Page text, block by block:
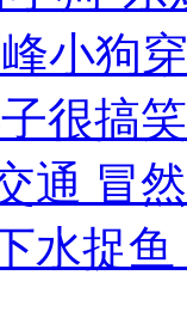
小狗
很搞笑
通 冒
水捉